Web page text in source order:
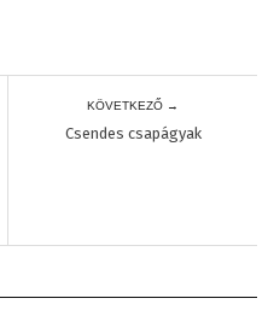
KÖVETKEZŐ →
Csendes csapágyak